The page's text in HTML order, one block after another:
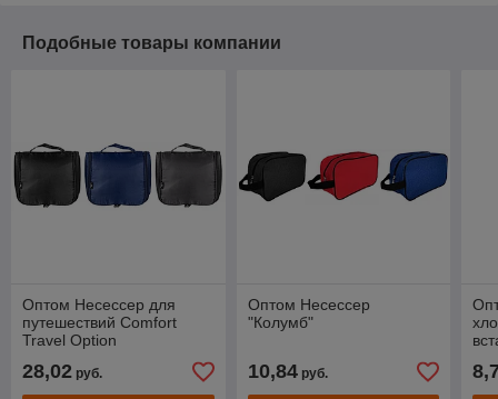
Подобные товары компании
Оптом Несессер для
путешествий Comfort
Travel Option
28,02 руб.
Оптом Несессер
"Колумб"
10,84руб.